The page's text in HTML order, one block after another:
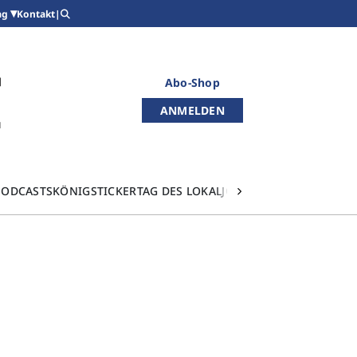
Kontakt|
Abo-Shop
ANMELDEN
KÖNIGSTICKERTAG DES LOKALJOURNALISMUS